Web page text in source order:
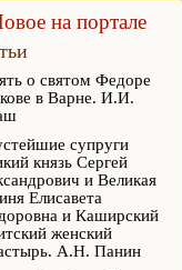
на портале
о святом Федоре
в Варне. И.И.
супруги
князь Сергей
и Великая
Елисавета
и Каширский
женский
А.Н. Панин